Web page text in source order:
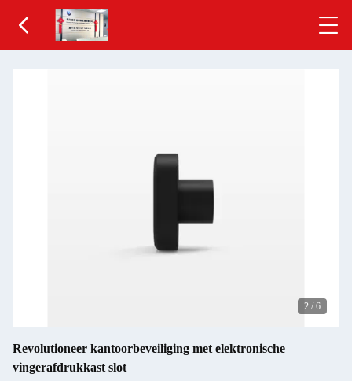
2 / 6
Revolutioneer kantoorbeveiliging met elektronische
vingerafdrukkast slot